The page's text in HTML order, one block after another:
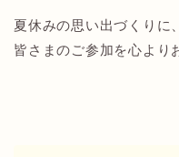
夏休みの思い出づくりに
皆さまのご参加を心より